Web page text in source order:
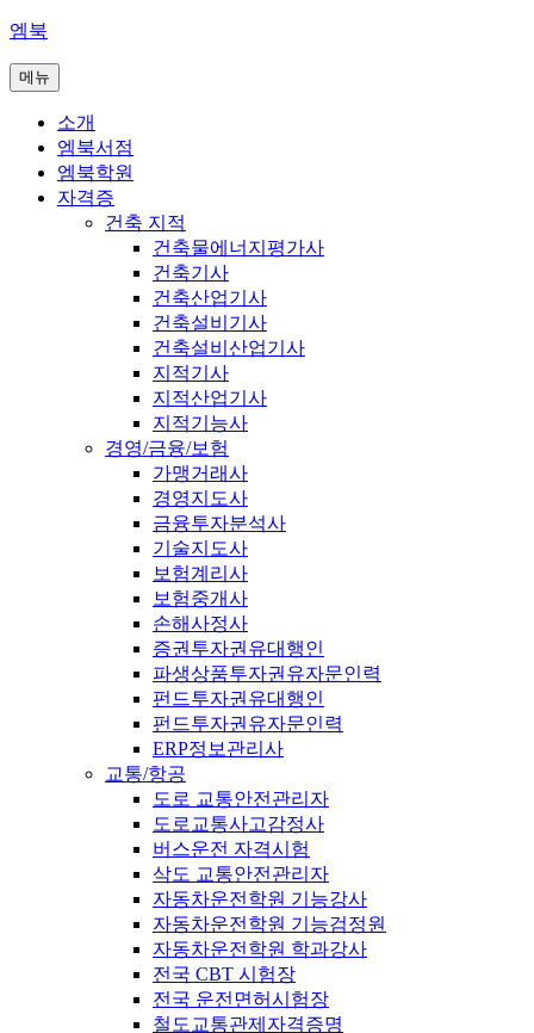
콘
츠
엠북
메뉴
소개
엠북서점
엠북학원
자격증
건축 지적
건축물에너지평가사
건축기사
건축산업기사
건축설비기사
건축설비산업기사
지적기사
지적산업기사
지적기능사
경영/금융/보험
가맹거래사
경영지도사
금융투자분석사
기술지도사
보험계리사
보험중개사
손해사정사
증권투자권유대행인
파생상품투자권유자문인력
펀드투자권유대행인
펀드투자권유자문인력
ERP정보관리사
교통/항공
도로 교통안전관리자
도로교통사고감정사
버스운전 자격시험
삭도 교통안전관리자
자동차운전학원 기능강사
자동차운전학원 기능검정원
자동차운전학원 학과강사
전국 CBT 시험장
전국 운전면허시험장
철도교통관제자격증명